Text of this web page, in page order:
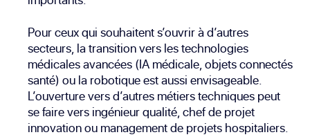
Pour ceux qui souhaitent s’ouvrir à d’autres
secteurs, la transition vers les technologies
médicales avancées (IA médicale, objets connectés
santé) ou la robotique est aussi envisageable.
L’ouverture vers d’autres métiers techniques peut
se faire vers ingénieur qualité,chef de projet
innovationou management de projets hospitaliers.